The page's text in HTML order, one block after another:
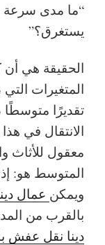
“ما مدى سرعة
يستغرق؟”
الحقيقة هي
المتغيرات التي
تقديرًا متوسطًا
الانتقال في
معقول للأثاث
المتوسط ​​هو:
ويمكن عمال
بالقرب من
دينا نقل عفش